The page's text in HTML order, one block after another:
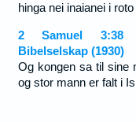
hinga nei inaianei i
2 Samuel 3:38
Bibelselskap (1930)
Og kongen sa til sine
og stor mann er falt i